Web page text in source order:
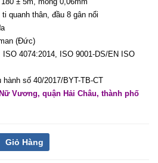
quanh thân, đầu 8 gân nổi
(Đức)
4074:2014, ISO 9001-DS/EN ISO
số 40/2017/BYT-TB-CT
Vương, quận Hải Châu, thành phố
Giỏ Hàng